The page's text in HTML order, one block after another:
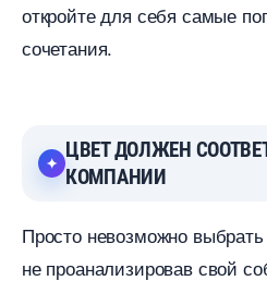
откройте для себя самые
сочетания.
ЦВЕТ ДОЛЖЕН
КОМПАНИИ
Просто невозможно
не проанализировав свой